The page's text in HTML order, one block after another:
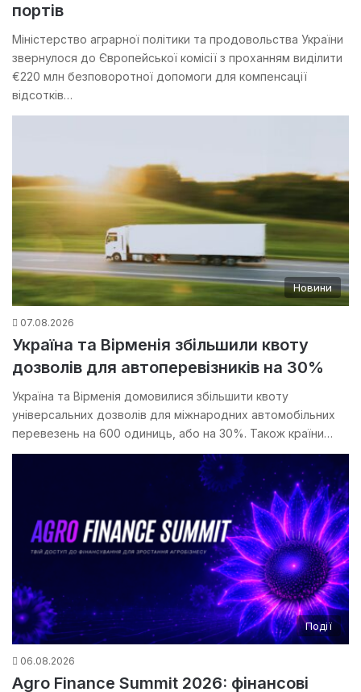
портів
Міністерство аграрної політики та продовольства України
звернулося до Європейської комісії з проханням виділити
€220 млн безповоротної допомоги для компенсації
відсотків…
Новини
07.08.2026
Україна та Вірменія збільшили квоту
дозволів для автоперевізників на 30%
Україна та Вірменія домовилися збільшити квоту
універсальних дозволів для міжнародних автомобільних
перевезень на 600 одиниць, або на 30%. Також країни…
Події
06.08.2026
Agro Finance Summit 2026: фінансові